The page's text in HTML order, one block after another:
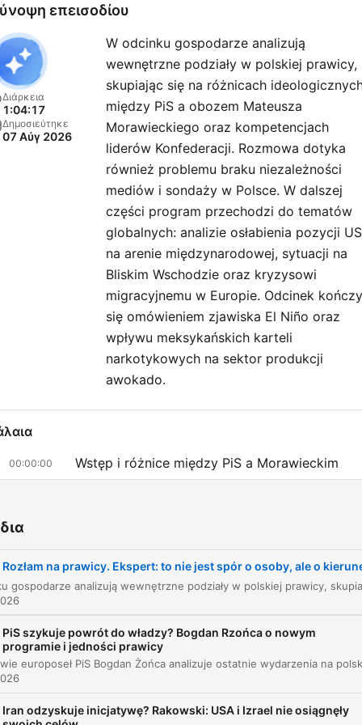
επεισοδίου
Διάρκεια
1:04:17
Δημοσιεύτηκε
07 Αύγ 2026
W odcinku gospodarze analizują
wewnętrzne podziały w polskiej prawicy,
skupiając się na różnicach
między PiS a obozem Mateusza
Morawieckiego oraz kompetencjach
liderów Konfederacji. Rozmowa dotyka
również problemu braku niezależności
mediów i sondaży w Polsce. W dalszej
części program przechodzi do tematów
globalnych: analizie osłabienia pozycji
na arenie międzynarodowej, sytuacji na
Bliskim Wschodzie oraz kryzysowi
migracyjnemu w Europie. Odcinek kończy
się omówieniem zjawiska El Niño oraz
wpływu meksykańskich karteli
narkotykowych na sektor produkcji
awokado.
00:00:00 Wstęp i różnice między PiS a Morawieckim
00:17:21
00:31:34 Sytuacja międzynarodowa: USA, Iran i Trump
00:35:58
00:38:00 Geopolityka Bliskiego Wschodu i rola USA
00:41:28
Kryzys migracyjny w Europie i
00:53:08 Zjawisko El Niño w Ameryce Łacińskiej
Rozłam na prawicy. Ekspert: to nie jest spór o osoby, ale o
PiS szykuje powrót do władzy? Bogdan Rzońca o nowym
programie i jedności prawicy
Iran odzyskuje inicjatywę? Rakowski: USA i Izrael nie osiągnęły